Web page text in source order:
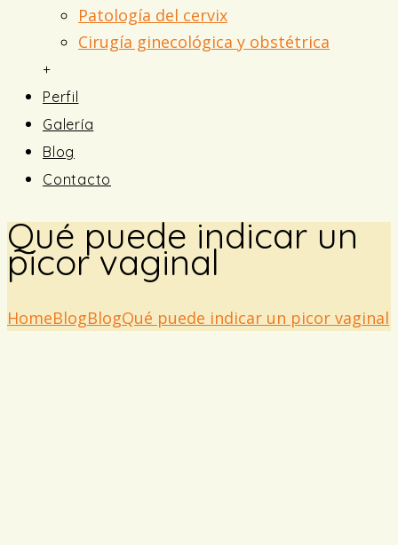
Patología del cervix
Cirugía ginecológica y obstétrica
+
Perfil
Galería
Blog
Contacto
Qué puede indicar un
picor vaginal
HomeBlogBlogQué puede indicar un picor vaginal